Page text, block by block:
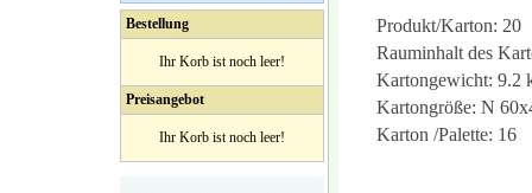
Bestellung
Ihr Korb ist noch leer!
Preisangebot
Ihr Korb ist noch leer!
Produkt/Karton: 20
Rauminhalt des
Kartongewicht: 9.2
Kartongröße: N
Karton /Palette: 16